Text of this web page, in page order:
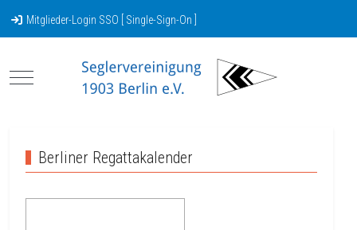
Mitglieder-Login SSO [ Single-Sign-On ]
Mobile Menu Toggle
Berliner Regattakalender